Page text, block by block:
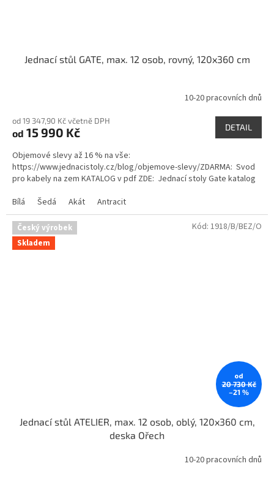
Jednací stůl GATE, max. 12 osob, rovný, 120x360 cm
produktu
je
z
5
hvězdiček.
10-20 pracovních dnů
od 19 347,90 Kč včetně DPH
od 15 990 Kč DETAIL
Objemové slevy až 16 % na vše:
https://www.jednacistoly.cz/blog/objemove-slevy/ZDARMA: Svod
pro kabely na zem KATALOG v pdf ZDE: Jednací stoly Gate katalog
Bílá
Šedá Akát Antracit
Český výrobek
Skladem
od
20 730 Kč
–21 %
Jednací stůl ATELIER, max. 12 osob, oblý, 120x360 cm,
deska Ořech
10-20 pracovních dnů
Kód: 1918/B/BEZ/O